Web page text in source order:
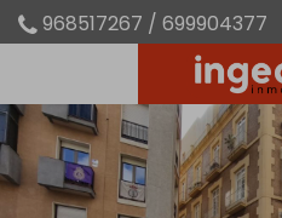
968517267 / 699904377